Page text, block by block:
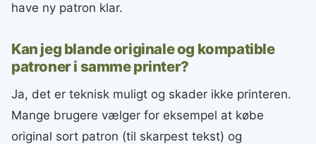
have ny patron klar.
Kan jeg blande originale og kompatible
patroner i samme printer?
Ja, det er teknisk muligt og skader ikke printeren.
Mange brugere vælger for eksempel at købe
original sort patron (til skarpest tekst) og